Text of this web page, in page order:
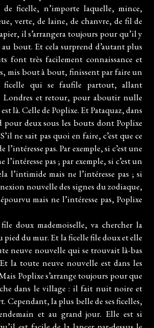
ficelle, n’importe laquelle, mince,
verte, de laine, de chanvre, de fil de
il s’arrangera toujours pour qu’il y
bout. Et cela surprend d’autant plus
font très facilement connaissance et
mis bout à bout, finissent par faire un
ficelle qui se faufile partout, allant
Londres et retour, pour aboutir nulle
là. Celle de Poplixe. Et Pataquaz, dans
pour deux sous les bouts dont Poplixe
ne sait pas quoi en faire, c’est que ce
l’intéresse pas. Par exemple, si c’est une
l’intéresse pas ; par exemple, si c’est un
l’intimide mais ne l’intéresse pas ; si
nouvelle des signes du zodiaque,
mais ne l’intéresse pas, Poplixe
doux mademoiselle, va chercher la
pied du mur. Et la ficelle file doux et elle
neuve nouvelle qui se trouvait là-bas
la toute neuve nouvelle est dans les
Poplixe s’arrange toujours pour que
dans le village : il fait nuit noire et
Cependant, la plus belle de ses ficelles,
et au grand jour. Elle est si